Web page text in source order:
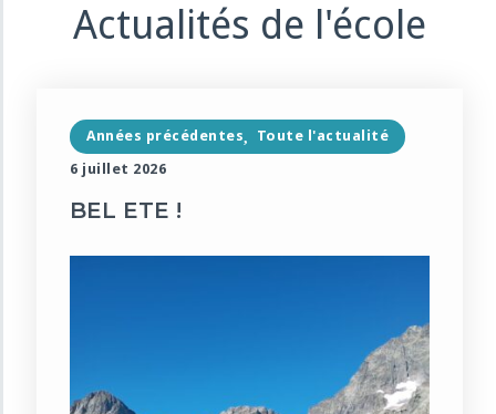
Actualités de l'école
Années précédentes
Toute l'actualité
6 juillet 2026
BEL ETE !